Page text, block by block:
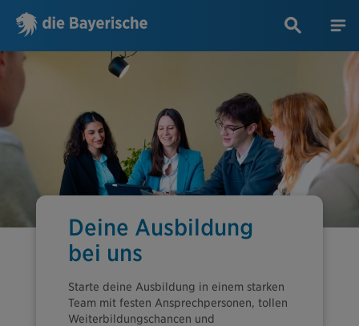
Deine Ausbildung
bei uns
Starte deine Ausbildung in einem starken
Team mit festen Ansprechpersonen, tollen
Weiterbildungschancen und